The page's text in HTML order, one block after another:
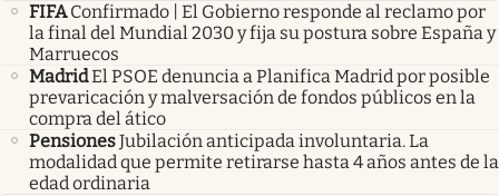
FIFA Confirmado | El Gobierno responde al reclamo por
la final del Mundial 2030 y fija su postura sobre España y
Marruecos
MadridEl PSOE denuncia a Planifica Madrid por posible
prevaricación y malversación de fondos públicos en la
compra del ático
PensionesJubilación anticipada involuntaria. La
modalidad que permite retirarse hasta 4 años antes de la
edad ordinaria